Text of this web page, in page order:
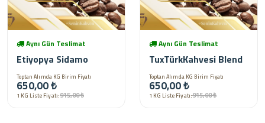
Aynı Gün Teslimat
Etiyopya Sidamo
Toptan Alımda KG Birim Fiyatı
650,00 ₺
1 KG Liste Fiyatı:915,00 ₺
Aynı Gün Teslimat
TuxTürkKahvesi Blend
Toptan Alımda KG Birim Fiyatı
650,00 ₺
1 KG Liste Fiyatı:915,00 ₺